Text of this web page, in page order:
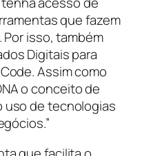
que fazem
Por isso, também
Digitais para
Assim como
o conceito de
uso de tecnologias